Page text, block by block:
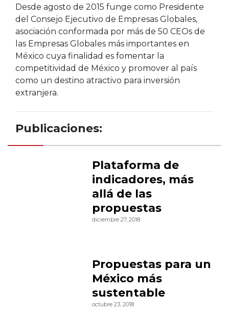
Desde agosto de 2015 funge como Presidente
del Consejo Ejecutivo de Empresas Globales,
asociación conformada por más de 50 CEOs de
las Empresas Globales más importantes en
México cuya finalidad es fomentar la
competitividad de México y promover al país
como un destino atractivo para inversión
extranjera.
Publicaciones:
Plataforma de
indicadores, más
allá de las
propuestas
diciembre 27, 2018
Propuestas para un
México más
sustentable
octubre 23, 2018